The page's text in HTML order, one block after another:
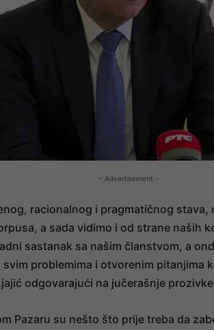
- Advertisement -
racionalnog i pragmatičnog stava,
a sada vidimo i od strane naših
sastanak sa našim članstvom, a
problemima i otvorenim pitanjima
odgovarajući na jučerašnje
Pazaru su nešto što prije treba da